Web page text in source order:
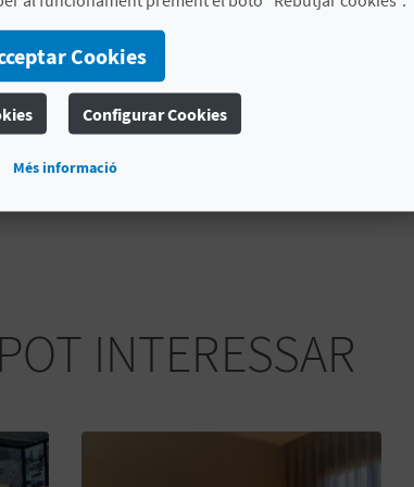
dia, eixa séquia continua portant aigua.
es va restaurar una gran part de la
podemvisitar l'edifici, gaudir d'ell i conéixer
de detalls. A més, elMolí de la Reixa alberga
. No ho penses més i visita aquest
per a aprendre sobre els antics
INTERESSAR
Cookies
Configurar Cookies
Més informació